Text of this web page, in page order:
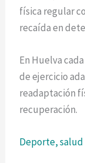
física regular
recaída en
En Huelva
de ejercicio
readaptación
recuperación.
Deporte, salud